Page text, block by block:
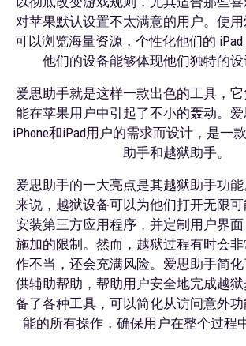
对苹果默认设置不太满意的用户。使
可以浏览海量资源，个性化他们的 iPad
他们的设备能够体现他们独特的设
爱思助手就是这样一款出色的工具，
能在苹果用户中引起了不小的轰动。
iPhone和iPad用户的需求而设计，是一
助手和越狱助手。
爱思助手的一大亮点是其越狱助手功
来说，越狱设备可以为他们打开无限
安装第三方应用程序，并定制用户界
施加的限制。然而，越狱过程有时会
作不当，还会充满风险。爱思助手简
供辅助帮助，帮助用户安全地完成越
备了各种工具，可以简化从访问意外
能的所有操作，确保用户在整个过程